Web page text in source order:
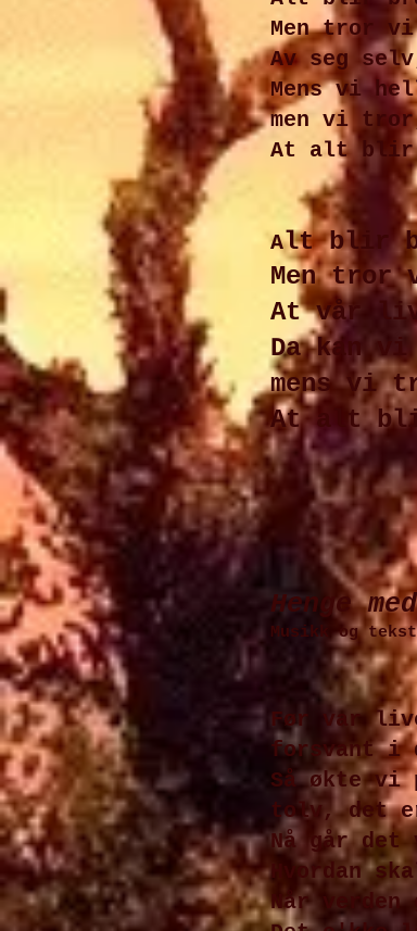
Men tror vi
Av seg
Mens vi
men vi
At alt
Alt blir
Men tror
At vår
Da kan
mens vi
At alt
Henge med
Musikk og
Før var
forsvant i
Så økte vi
tolv, det
Nå går
Hvordan
Når